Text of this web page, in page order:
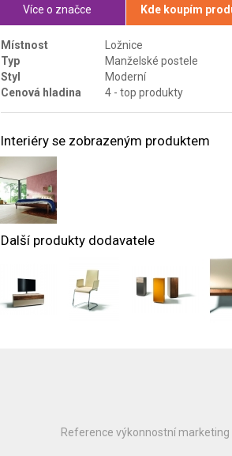
Více o značce Kde koupím
Místnost
Ložnice
Typ
Manželské postele
Styl
Moderní
Cenová hladina
4 - top produkty
Interiéry se zobrazeným produktem
Další produkty dodavatele
Reference výkonnostní marketing